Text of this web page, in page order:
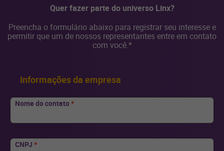
Quer fazer parte do universo Linx?
Preencha o formulário abaixo para registrar seu interesse e
permitir que um de nossos representantes entre em contato
com você.*
Informações da empresa
Nome do contato*
CNPJ *